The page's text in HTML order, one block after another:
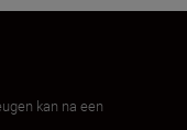
kan na een